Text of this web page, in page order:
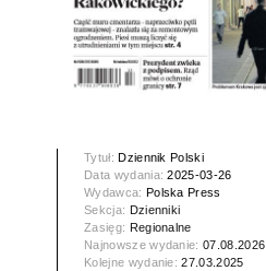
Tytuł: Dziennik Polski
Data wydania:2025-03-26
Wydawca: Polska Press
Sekcja: Dzienniki
Zasięg: Regionalne
Najnowsze wydanie:07.08.2026
Kolejne wydanie:27.03.2025